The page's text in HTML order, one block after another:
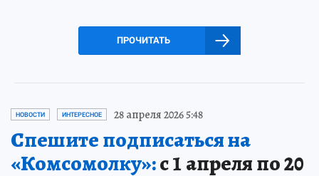
ПРОЧИТАТЬ
НОВОСТИ ИНТЕРЕСНОЕ 28 апреля 2026 5:48
Спешите подписаться на
«Комсомолку»:с 1 апреля по 20